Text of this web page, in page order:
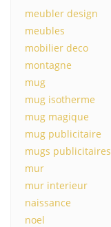
meubler design
meubles
mobilier deco
montagne
mug
mug isotherme
mug magique
mug publicitaire
mugs publicitaires
mur
mur interieur
naissance
noel